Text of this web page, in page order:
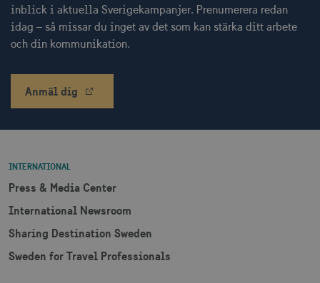
inblick i aktuella Sverigekampanjer. Prenumerera redan
idag – så missar du inget av det som kan stärka ditt arbete
och din kommunikation.
Anmäl dig
INTERNATIONAL
Press & Media Center
International Newsroom
Sharing Destination Sweden
Sweden for Travel Professionals